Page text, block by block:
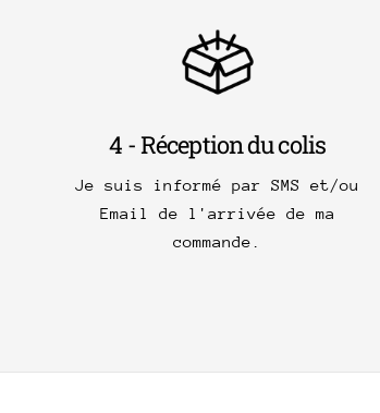
4 - Réception du colis
Je suis informé par SMS et/ou
Email de l'arrivée de ma
commande.